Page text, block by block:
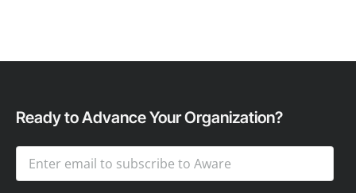
Ready to Advance Your Organization?